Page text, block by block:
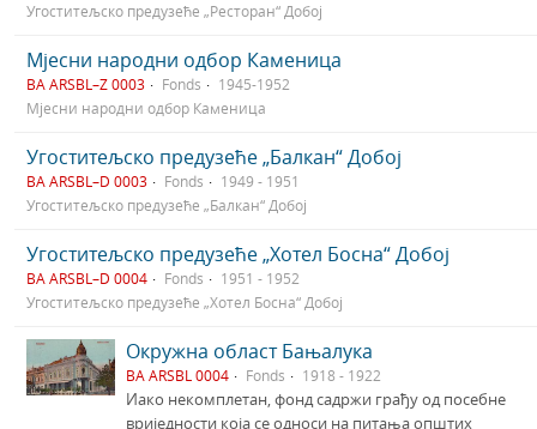
Угоститељско предузеће „Ресторан“ Добој
Мјесни народни одбор Каменица
BA ARSBL–Z 0003 Fonds
1945-1952
Мјесни народни одбор Каменица
Угоститељско предузеће „Балкан“ Добој
BA ARSBL–D 0003 Fonds
1949 - 1951
Угоститељско предузеће „Балкан“ Добој
Угоститељско предузеће „Хотел Босна“ Добој
BA ARSBL–D 0004 Fonds
1951 - 1952
Угоститељско предузеће „Хотел Босна“ Добој
Окружна област Бањалука
BA ARSBL 0004 Fonds 1918 - 1922
Иако некомплетан, фонд садржи грађу од посебне
вриједности која се односи на питања општих